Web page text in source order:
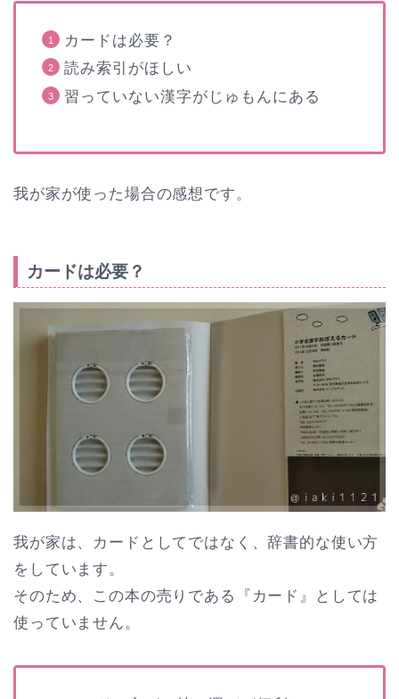
カードは必要？
読み索引がほしい
習っていない漢字がじゅもんにある
我が家が使った場合の感想です。
カードは必要？
我が家は、カードとしてではなく、辞書的な使い方
をしています。
そのため、この本の売りである『カード』としては
使っていません。